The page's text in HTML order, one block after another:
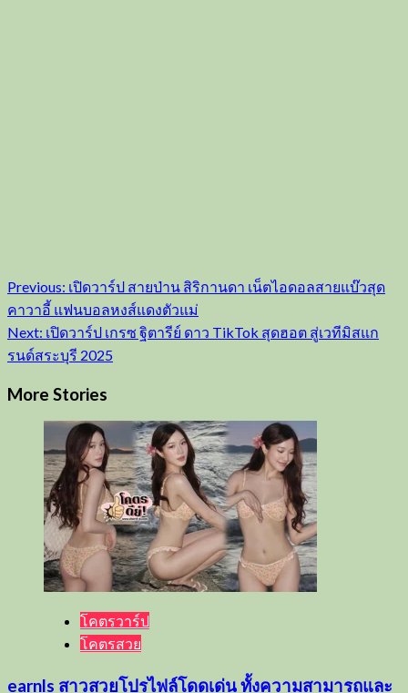
Post
navigation
Previous: เปิดวาร์ป สายป่าน สิริกานดา เน็ตไอดอลสายแบ๊วสุด
คาวาอี้ แฟนบอลหงส์แดงตัวแม่
Next: เปิดวาร์ป เกรซ ฐิตารีย์ ดาว TikTok สุดฮอต สู่เวทีมิสแก
รนด์สระบุรี 2025
More Stories
โคตรวาร์ป
โคตรสวย
earnls สาวสวยโปรไฟล์โดดเด่น ทั้งความสามารถและ